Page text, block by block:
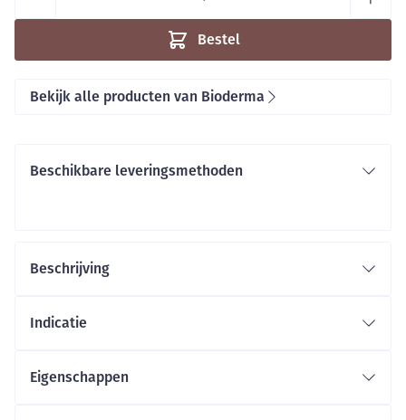
Bestel
Bekijk alle producten van Bioderma
Beschikbare leveringsmethoden
Beschrijving
Indicatie
Eigenschappen